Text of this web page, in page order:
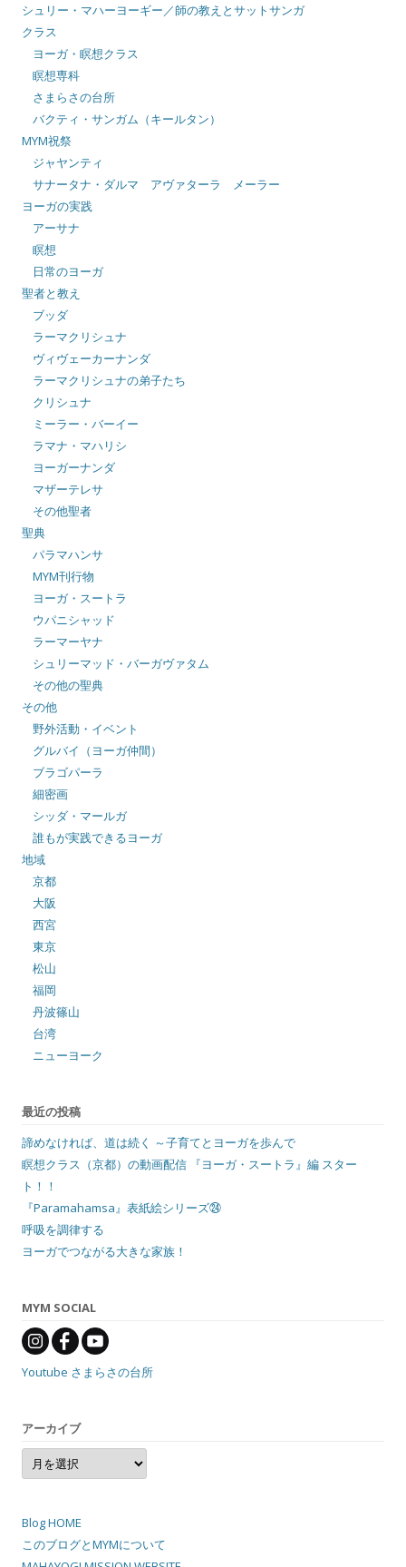
シュリー・マハーヨーギー／師の教えとサットサンガ
クラス
ヨーガ・瞑想クラス
瞑想専科
さまらさの台所
バクティ・サンガム（キールタン）
MYM祝祭
ジャヤンティ
サナータナ・ダルマ アヴァターラ メーラー
ヨーガの実践
アーサナ
瞑想
日常のヨーガ
聖者と教え
ブッダ
ラーマクリシュナ
ヴィヴェーカーナンダ
ラーマクリシュナの弟子たち
クリシュナ
ミーラー・バーイー
ラマナ・マハリシ
ヨーガーナンダ
マザーテレサ
その他聖者
聖典
パラマハンサ
MYM刊行物
ヨーガ・スートラ
ウパニシャッド
ラーマーヤナ
シュリーマッド・バーガヴァタム
その他の聖典
その他
野外活動・イベント
グルバイ（ヨーガ仲間）
ブラゴパーラ
細密画
シッダ・マールガ
誰もが実践できるヨーガ
地域
京都
大阪
西宮
東京
松山
福岡
丹波篠山
台湾
ニューヨーク
最近の投稿
諦めなければ、道は続く ～子育てとヨーガを歩んで
瞑想クラス（京都）の動画配信 『ヨーガ・スートラ』編 スター
ト！！
『Paramahamsa』表紙絵シリーズ㉔
呼吸を調律する
ヨーガでつながる大きな家族！
MYM SOCIAL
Youtube さまらさの台所
アーカイブ
ア
ー
カ
Blog HOME
このブログとMYMについて